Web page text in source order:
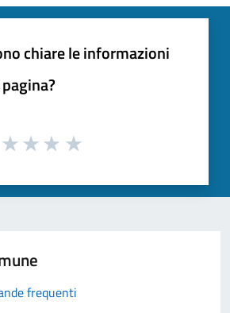
chiare le informazioni
frequenti